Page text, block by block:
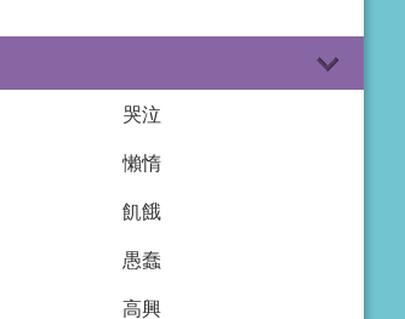
哭泣
懶惰
飢餓
愚蠢
高興